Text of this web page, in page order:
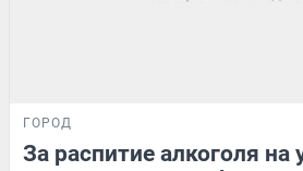
ГОРОД
За распитие алкоголя на